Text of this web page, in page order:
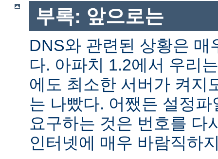
부록: 앞으로는
DNS와 관련된 상황은 매
다. 아파치 1.2에서 우리
에도 최소한 서버가 켜지
는 나빴다. 어쨌든 설정
요구하는 것은 번호를 다
인터넷에 매우 바람직하